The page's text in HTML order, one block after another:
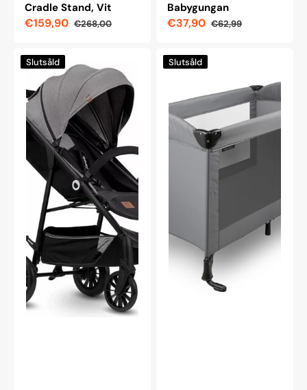
Cradle Stand, Vit
Reapris
€159,90
Ordinarie
€268,00
Babygungan
Reapris
€37,90
Ordinarie
€62,99
Lionelo
Zoey
Sportvagn,
grå
Slutsåld
Milla
&amp;
Comfort
Resesäng,
Grå
Slutsåld